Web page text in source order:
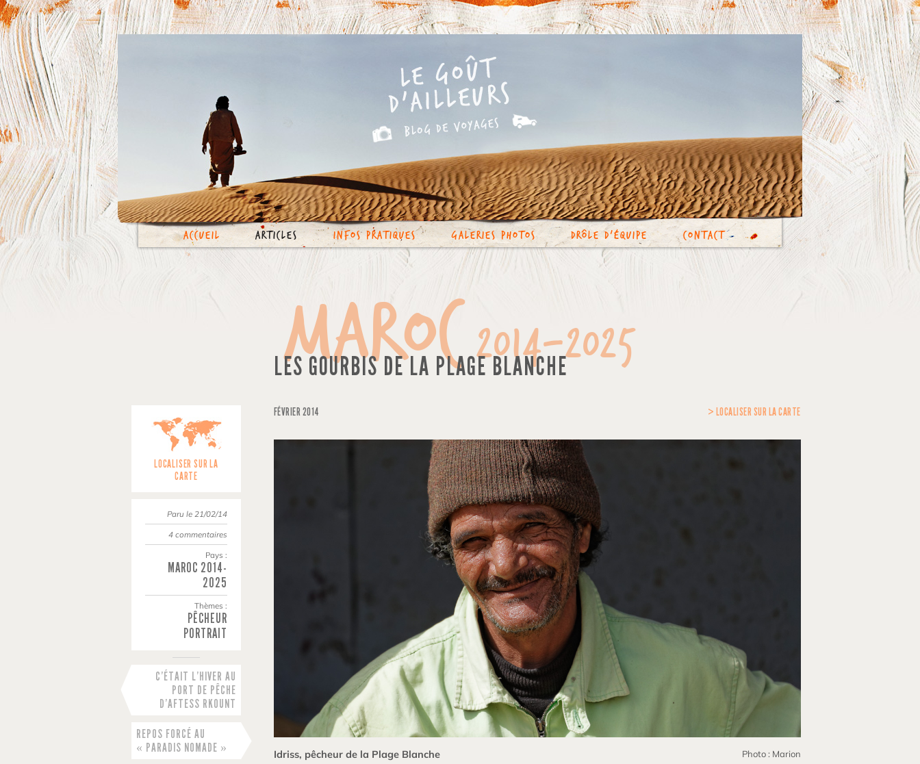
Accueil Articles Infos Pratiques Galeries photos Drôle d’équipe Contact
LOCALISER SUR LA
CARTE
Paru le 21/02/14
4 commentaires
Pays :
MAROC 2014-
2025
Thèmes :
PÊCHEUR
PORTRAIT
C’ÉTAIT L’HIVER AU
PORT DE PÊCHE
D’AFTESS RKOUNT
REPOS FORCÉ AU
« PARADIS NOMADE »
Maroc2014-2025
LES GOURBIS DE LA PLAGE BLANCHE
FÉVRIER 2014 > LOCALISER SUR LA CARTE
Idriss, pêcheur de la Plage Blanche Photo : Marion